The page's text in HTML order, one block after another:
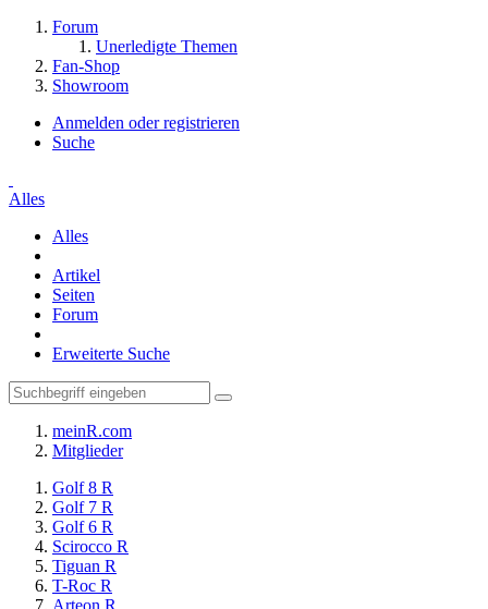
Forum
Unerledigte Themen
Fan-Shop
Showroom
Anmelden oder registrieren
Suche
Alles
Alles
Artikel
Seiten
Forum
Erweiterte Suche
meinR.com
Mitglieder
Golf 8 R
Golf 7 R
Golf 6 R
Scirocco R
Tiguan R
T-Roc R
Arteon R